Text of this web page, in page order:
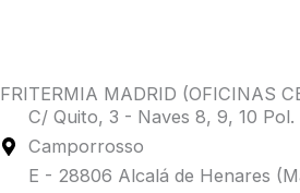
FRITERMIA MADRID (OFICINAS
C/ Quito, 3 - Naves 8, 9, 10 Pol.
Camporrosso
E - 28806 Alcalá de Henares